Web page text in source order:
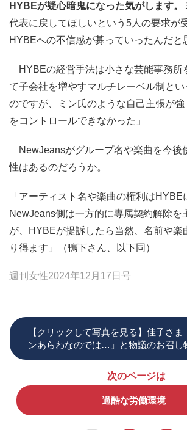
HYBEが疑心暗鬼になった気がします。
代表に戻してほしいという5人の要求が
HYBEへの不信感が募っていったんだと
HYBEの経営手法は小さな芸能事務所
て子会社を増やすマルチレーベル制と
のですが、ミン氏のような自己主張が強
をコントロールできなかった」
NewJeansがグループ名や楽曲を今後
性はあるのだろうか。
「アーティスト名や楽曲の権利はHYBE
NewJeans側は一方的に専属契約解除を
が、HYBEが提訴したら当然、名前や楽
り得ます」（鴨下さん、以下同）
週刊女性2024年12月17日号
【クリックして写真を見る】佳子さま
ンあらわなのでは…」と物議のお召し
次のページは
過酷な労働環境